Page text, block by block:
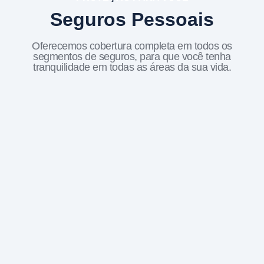
Seguros Pessoais
Oferecemos cobertura completa em todos os
segmentos de seguros, para que você tenha
tranquilidade em todas as áreas da sua vida.